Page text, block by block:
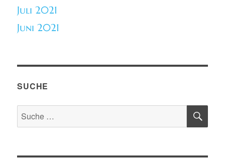
Juli 2021
Juni 2021
SUCHE
Suche
nach: